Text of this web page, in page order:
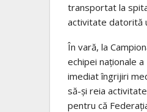
transportat la
activitate datorită
În vară, la
echipei naționale
imediat îngrijiri
să-și reia
pentru că